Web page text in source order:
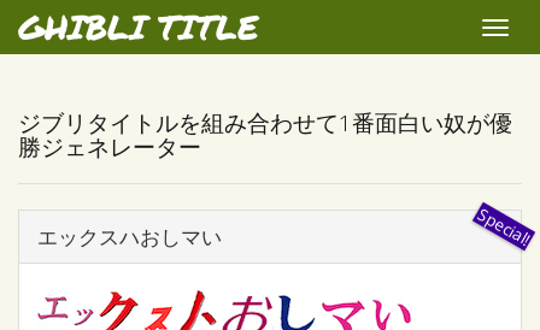
GHIBLI TITLE
Toggle
ジブリタイトルを組み合わせて1番面白い奴が優
勝ジェネレーター
エックスハおしマい